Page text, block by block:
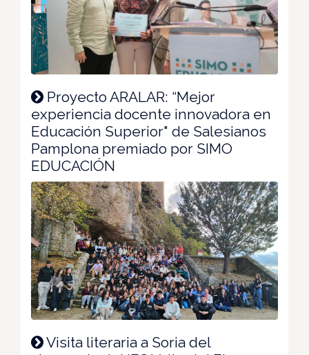
Proyecto ARALAR: “Mejor
experiencia docente innovadora en
Educación Superior" de Salesianos
Pamplona premiado por SIMO
EDUCACIÓN
Visita literaria a Soria del